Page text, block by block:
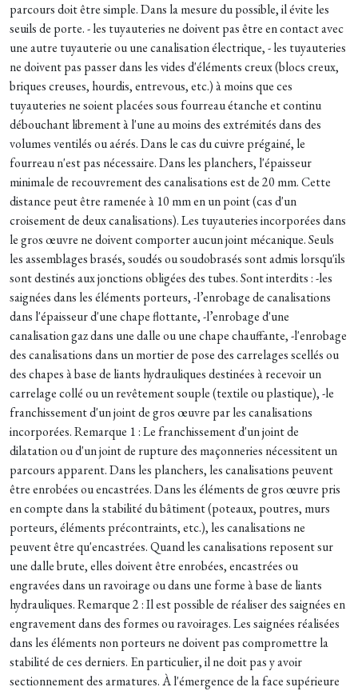
parcours doit être simple. Dans la mesure du possible, il évite les
seuils de porte. - les tuyauteries ne doivent pas être en contact avec
une autre tuyauterie ou une canalisation électrique, - les tuyauteries
ne doivent pas passer dans les vides d'éléments creux (blocs creux,
briques creuses, hourdis, entrevous, etc.) à moins que ces
tuyauteries ne soient placées sous fourreau étanche et continu
débouchant librement à l'une au moins des extrémités dans des
volumes ventilés ou aérés. Dans le cas du cuivre prégainé, le
fourreau n'est pas nécessaire. Dans les planchers, l'épaisseur
minimale de recouvrement des canalisations est de 20 mm. Cette
distance peut être ramenée à 10 mm en un point (cas d'un
croisement de deux canalisations). Les tuyauteries incorporées dans
le gros œuvre ne doivent comporter aucun joint mécanique. Seuls
les assemblages brasés, soudés ou soudobrasés sont admis lorsqu'ils
sont destinés aux jonctions obligées des tubes. Sont interdits : -les
saignées dans les éléments porteurs, -l’enrobage de canalisations
dans l'épaisseur d'une chape flottante, -l’enrobage d'une
canalisation gaz dans une dalle ou une chape chauffante, -l'enrobage
des canalisations dans un mortier de pose des carrelages scellés ou
des chapes à base de liants hydrauliques destinées à recevoir un
carrelage collé ou un revêtement souple (textile ou plastique), -le
franchissement d'un joint de gros œuvre par les canalisations
incorporées. Remarque 1 : Le franchissement d'un joint de
dilatation ou d'un joint de rupture des maçonneries nécessitent un
parcours apparent. Dans les planchers, les canalisations peuvent
être enrobées ou encastrées. Dans les éléments de gros œuvre pris
en compte dans la stabilité du bâtiment (poteaux, poutres, murs
porteurs, éléments précontraints, etc.), les canalisations ne
peuvent être qu'encastrées. Quand les canalisations reposent sur
une dalle brute, elles doivent être enrobées, encastrées ou
engravées dans un ravoirage ou dans une forme à base de liants
hydrauliques. Remarque 2 : Il est possible de réaliser des saignées en
engravement dans des formes ou ravoirages. Les saignées réalisées
dans les éléments non porteurs ne doivent pas compromettre la
stabilité de ces derniers. En particulier, il ne doit pas y avoir
sectionnement des armatures. À l'émergence de la face supérieure